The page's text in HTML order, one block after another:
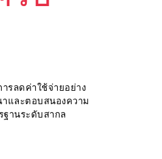
รลดค่าใช้จ่ายอย่าง
และตอบสนองความ
านระดับสากล